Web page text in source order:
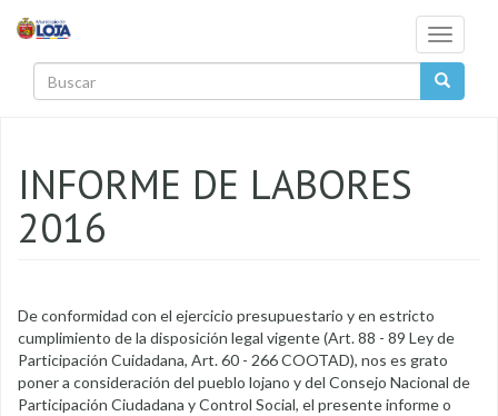
Toggle
INFORME DE LABORES
2016
De conformidad con el ejercicio presupuestario y en estricto
cumplimiento de la disposición legal vigente (Art. 88 - 89 Ley de
Participación Cuidadana, Art. 60 - 266 COOTAD), nos es grato
poner a consideración del pueblo lojano y del Consejo Nacional de
Participación Ciudadana y Control Social, el presente informe o